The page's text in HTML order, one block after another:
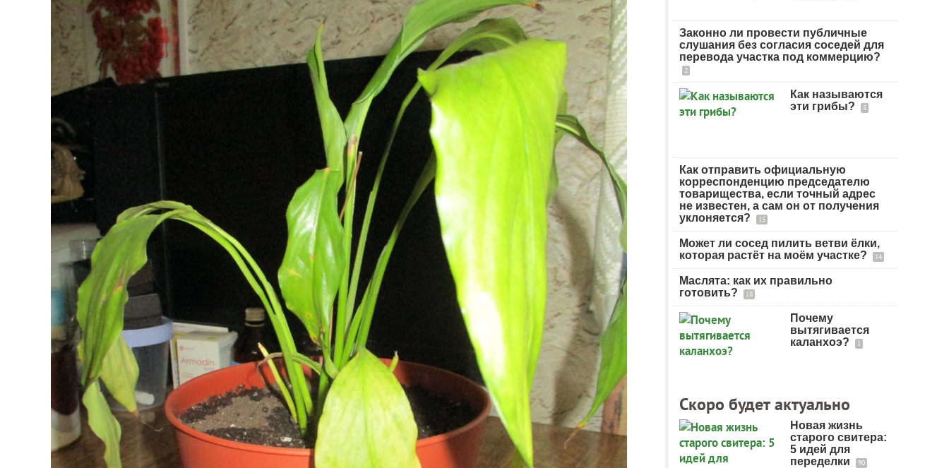
Законно ли провести публичные
слушания без согласия соседей для
перевода участка под коммерцию?
2
Как называются
эти грибы?
5
Как отправить официальную
корреспонденцию председателю
товарищества, если точный адрес
не известен, а сам он от получения
уклоняется?
15
Может ли сосед пилить ветви ёлки,
которая растёт на моём участке?
14
Маслята: как их правильно
готовить?
18
Почему
вытягивается
каланхоэ?
1
Скоро будет актуально
Новая жизнь
старого свитера:
5 идей для
переделки
90